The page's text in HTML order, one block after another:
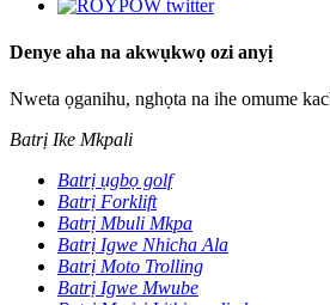
Denye aha na akwụkwọ ozi anyị
Nweta ọganihu, nghọta na ihe omume
Batrị Ike Mkpali
Batrị ụgbọ golf
Batrị Forklift
Batrị Mbuli Mkpa
Batrị Igwe Nhicha Ala
Batrị Moto Trolling
Batrị Igwe Mwube